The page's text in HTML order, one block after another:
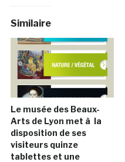
Similaire
Le musée des Beaux-
Arts de Lyon met à la
disposition de ses
visiteurs quinze
tablettes et une